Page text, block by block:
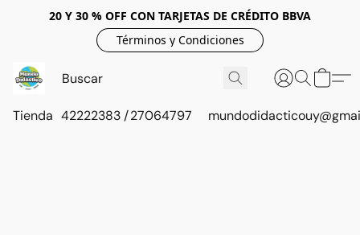
20 Y 30 % OFF CON TARJETAS DE CRÉDITO BBVA
Términos y Condiciones
Tienda 42222383 / 27064797